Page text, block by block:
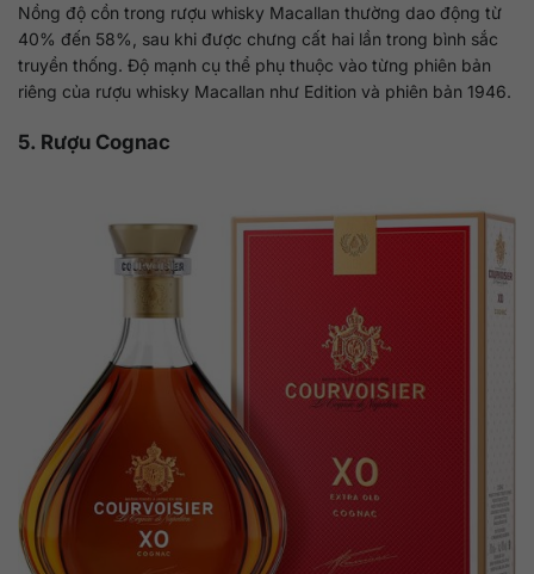
Nồng độ cồn trong rượu whisky Macallan thường dao động từ
40% đến 58%, sau khi được chưng cất hai lần trong bình sắc
truyền thống. Độ mạnh cụ thể phụ thuộc vào từng phiên bản
riêng của rượu whisky Macallan như Edition và phiên bản 1946.
5. Rượu Cognac